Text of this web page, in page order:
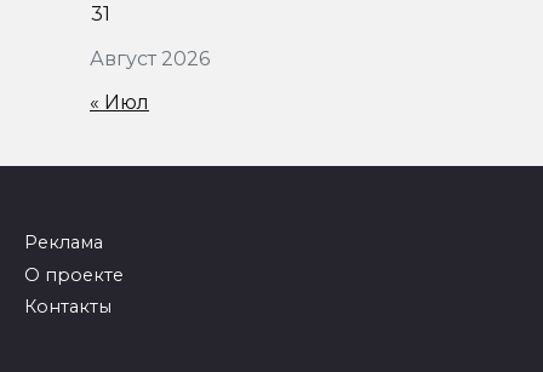
Август 2026
31
« Июл
Реклама
О проекте
Контакты